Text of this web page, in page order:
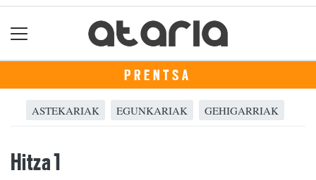
PRENTSA
ASTEKARIAK EGUNKARIAK GEHIGARRIAK
Hitza 1